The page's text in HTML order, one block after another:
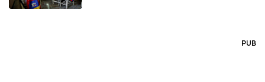
PUB